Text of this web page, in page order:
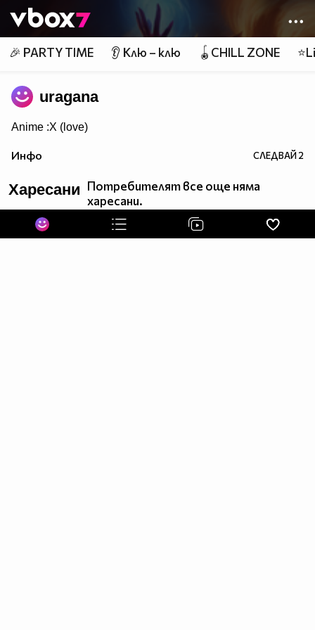
👾
🎉 PARTY TIME 👂 Клю – клю 🪀CHILL ZONE
uragana
Anime :X (love)
Инфо СЛЕДВАЙ2
Харесани Потребителят все още няма
харесани.